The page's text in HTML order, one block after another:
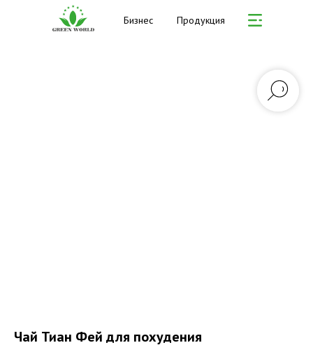
Бизнес Продукция
Чай Тиан Фей для похудения